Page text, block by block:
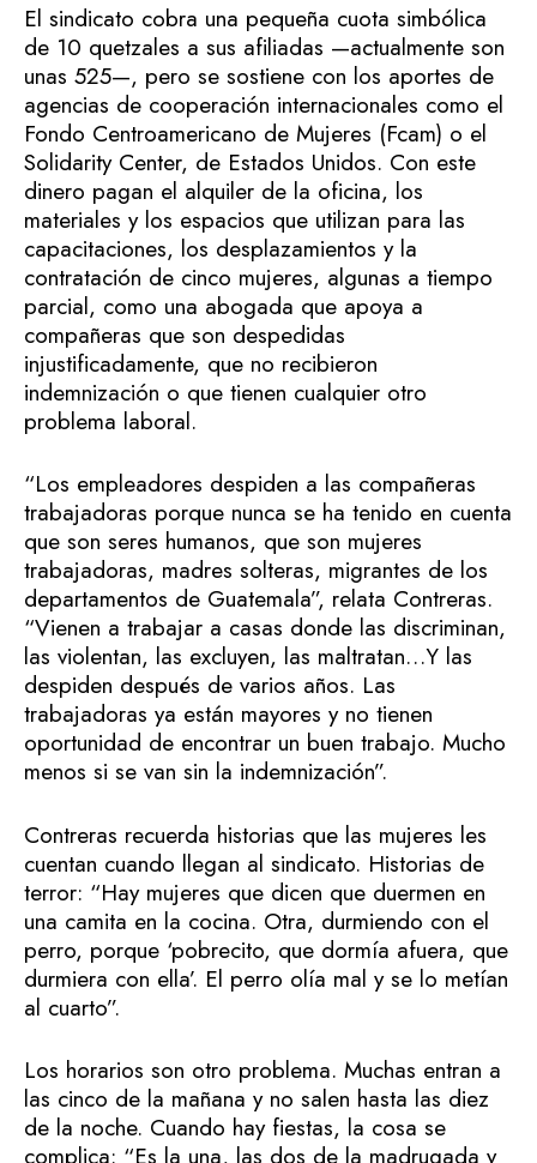
El sindicato cobra una pequeña cuota simbólica
de 10 quetzales a sus afiliadas —actualmente son
unas 525—, pero se sostiene con los aportes de
agencias de cooperación internacionales como el
Fondo Centroamericano de Mujeres (Fcam) o el
Solidarity Center, de Estados Unidos. Con este
dinero pagan el alquiler de la oficina, los
materiales y los espacios que utilizan para las
capacitaciones, los desplazamientos y la
contratación de cinco mujeres, algunas a tiempo
parcial, como una abogada que apoya a
compañeras que son despedidas
injustificadamente, que no recibieron
indemnización o que tienen cualquier otro
problema laboral.
“Los empleadores despiden a las compañeras
trabajadoras porque nunca se ha tenido en cuenta
que son seres humanos, que son mujeres
trabajadoras, madres solteras, migrantes de los
departamentos de Guatemala”, relata Contreras.
“Vienen a trabajar a casas donde las discriminan,
las violentan, las excluyen, las maltratan…Y las
despiden después de varios años. Las
trabajadoras ya están mayores y no tienen
oportunidad de encontrar un buen trabajo. Mucho
menos si se van sin la indemnización”.
Contreras recuerda historias que las mujeres les
cuentan cuando llegan al sindicato. Historias de
terror: “Hay mujeres que dicen que duermen en
una camita en la cocina. Otra, durmiendo con el
perro, porque ‘pobrecito, que dormía afuera, que
durmiera con ella’. El perro olía mal y se lo metían
al cuarto”.
Los horarios son otro problema. Muchas entran a
las cinco de la mañana y no salen hasta las diez
de la noche. Cuando hay fiestas, la cosa se
complica: “Es la una, las dos de la madrugada y